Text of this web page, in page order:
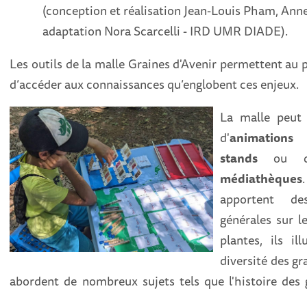
(conception et réalisation Jean-Louis Pham,
adaptation Nora Scarcelli - IRD UMR DIADE).
Les outils de la malle Graines d'Avenir permettent au
d’accéder aux connaissances qu’englobent ces enjeux.
La malle
d'animations
stands ou
médiathèques
apportent
générales sur
plantes, ils
diversité des
abordent de nombreux sujets tels que l'histoire des